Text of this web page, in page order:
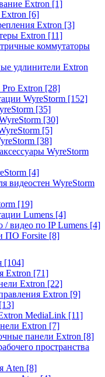
Extron [1]
[6]
Extron [3]
Extron [11]
коммутаторы
удлинители Extron
Extron [28]
WyreStorm [152]
[35]
[30]
[5]
[38]
WyreStorm
[4]
видеостен WyreStorm
[19]
Lumens [4]
/ видео по IP Lumens [4]
ПО Forsite [8]
[104]
Extron [71]
Extron [22]
Extron [9]
[13]
MediaLink [11]
Extron [7]
панели Extron [8]
пространства
Aten [8]